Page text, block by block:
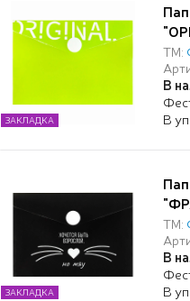
ТМ:
В
В
ЗАКЛАДКА
ТМ:
В
В
ЗАКЛАДКА